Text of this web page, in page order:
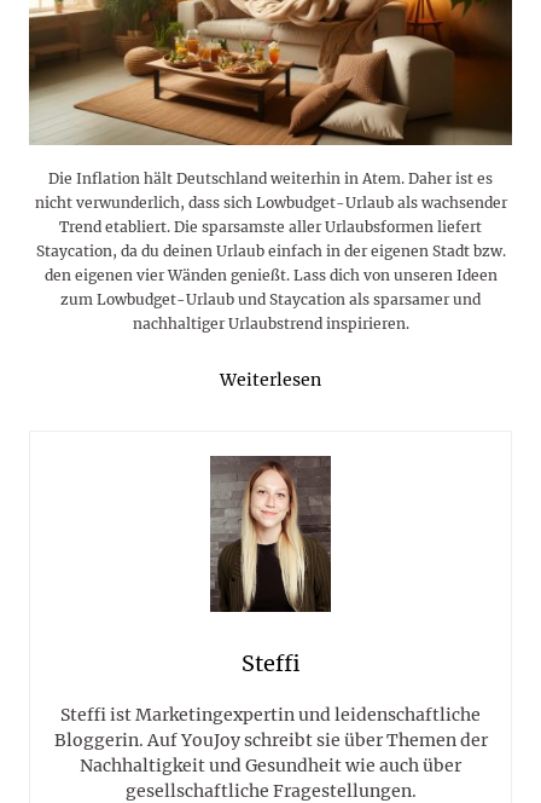
Die Inflation hält Deutschland weiterhin in Atem. Daher ist es
nicht verwunderlich, dass sich Lowbudget-Urlaub als wachsender
Trend etabliert. Die sparsamste aller Urlaubsformen liefert
Staycation, da du deinen Urlaub einfach in der eigenen Stadt bzw.
den eigenen vier Wänden genießt. Lass dich von unseren Ideen
zum Lowbudget-Urlaub und Staycation als sparsamer und
nachhaltiger Urlaubstrend inspirieren.
Weiterlesen
Steffi
Steffi ist Marketingexpertin und leidenschaftliche
Bloggerin. Auf YouJoy schreibt sie über Themen der
Nachhaltigkeit und Gesundheit wie auch über
gesellschaftliche Fragestellungen.